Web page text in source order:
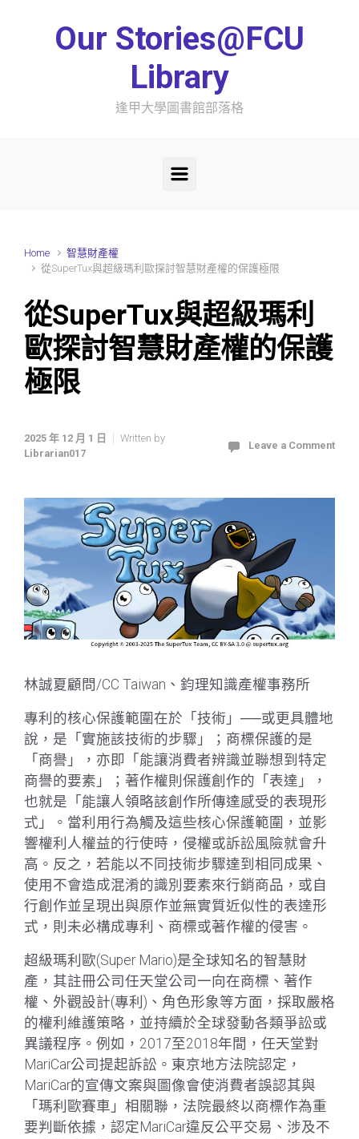
Our Stories@FCU
Library
逢甲大學圖書館部落格
Home
智慧財產權
從SuperTux與超級瑪利歐探討智慧財產權的保護極限
從SuperTux與超級瑪利
歐探討智慧財產權的保護
極限
2025 年 12 月 1 日
Written by
Librarian017
Leave a Comment
林誠夏顧問/CC Taiwan、鈞理知識產權事務所
專利的核心保護範圍在於「技術」──或更具體地
說，是「實施該技術的步驟」；商標保護的是
「商譽」，亦即「能讓消費者辨識並聯想到特定
商譽的要素」；著作權則保護創作的「表達」，
也就是「能讓人領略該創作所傳達感受的表現形
式」。當利用行為觸及這些核心保護範圍，並影
響權利人權益的行使時，侵權或訴訟風險就會升
高。反之，若能以不同技術步驟達到相同成果、
使用不會造成混淆的識別要素來行銷商品，或自
行創作並呈現出與原作並無實質近似性的表達形
式，則未必構成專利、商標或著作權的侵害。
超級瑪利歐(Super Mario)是全球知名的智慧財
產，其註冊公司任天堂公司一向在商標、著作
權、外觀設計(專利)、角色形象等方面，採取嚴格
的權利維護策略，並持續於全球發動各類爭訟或
異議程序。例如，2017至2018年間，任天堂對
MariCar公司提起訴訟。東京地方法院認定，
MariCar的宣傳文案與圖像會使消費者誤認其與
「瑪利歐賽車」相關聯，法院最終以商標作為重
要判斷依據，認定MariCar違反公平交易、涉及不